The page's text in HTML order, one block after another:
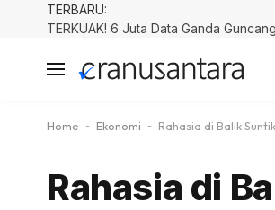
TERBARU:
Home - Ekonomi - Rahasia di Balik
Rahasia di